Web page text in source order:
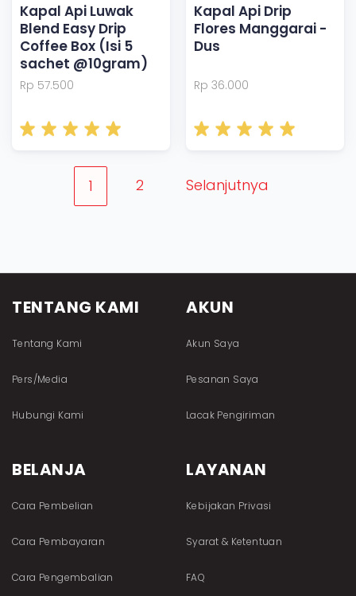
Kapal Api Luwak
Blend Easy Drip
Coffee Box (Isi 5
sachet @10gram)
Rp 57.500
Kapal Api Drip
Flores Manggarai -
Dus
Rp 36.000
1 2 Selanjutnya
TENTANG KAMI
Tentang Kami
Pers/Media
Hubungi Kami
AKUN
Akun Saya
Pesanan Saya
Lacak Pengiriman
BELANJA
Cara Pembelian
Cara Pembayaran
Cara Pengembalian
LAYANAN
Kebijakan Privasi
Syarat & Ketentuan
FAQ